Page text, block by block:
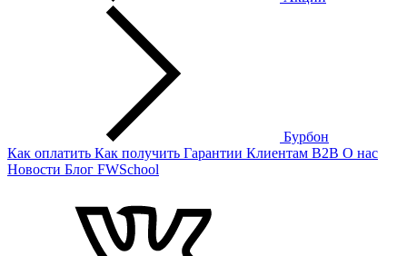
Бурбон
Как оплатить Как получить Гарантии Клиентам B2B О нас
Новости Блог FWSchool